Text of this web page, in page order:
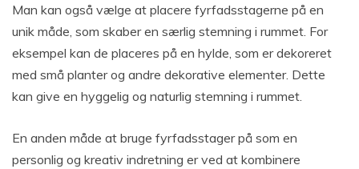
Man kan også vælge at placere fyrfadsstagerne på en
unik måde, som skaber en særlig stemning i rummet. For
eksempel kan de placeres på en hylde, som er dekoreret
med små planter og andre dekorative elementer. Dette
kan give en hyggelig og naturlig stemning i rummet.
En anden måde at bruge fyrfadsstager på som en
personlig og kreativ indretning er ved at kombinere